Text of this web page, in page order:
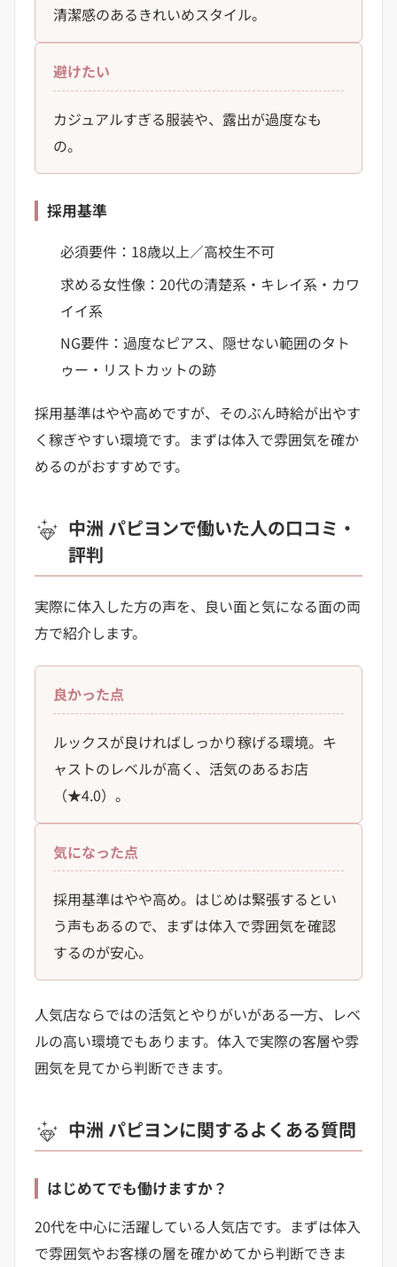
清潔感のあるきれいめスタイル。
避けたい
カジュアルすぎる服装や、露出が過度なも
の。
採用基準
必須要件：18歳以上／高校生不可
求める女性像：20代の清楚系・キレイ系・カワ
イイ系
NG要件：過度なピアス、隠せない範囲のタト
ゥー・リストカットの跡
採用基準はやや高めですが、そのぶん時給が出やす
く稼ぎやすい環境です。まずは体入で雰囲気を確か
めるのがおすすめです。
中洲 パピヨンで働いた人の口コミ・
評判
実際に体入した方の声を、良い面と気になる面の両
方で紹介します。
良かった点
ルックスが良ければしっかり稼げる環境。キ
ャストのレベルが高く、活気のあるお店
（★4.0）。
気になった点
採用基準はやや高め。はじめは緊張するとい
う声もあるので、まずは体入で雰囲気を確認
するのが安心。
人気店ならではの活気とやりがいがある一方、レベ
ルの高い環境でもあります。体入で実際の客層や雰
囲気を見てから判断できます。
中洲 パピヨンに関するよくある質問
はじめてでも働けますか？
20代を中心に活躍している人気店です。まずは体入
で雰囲気やお客様の層を確かめてから判断できま